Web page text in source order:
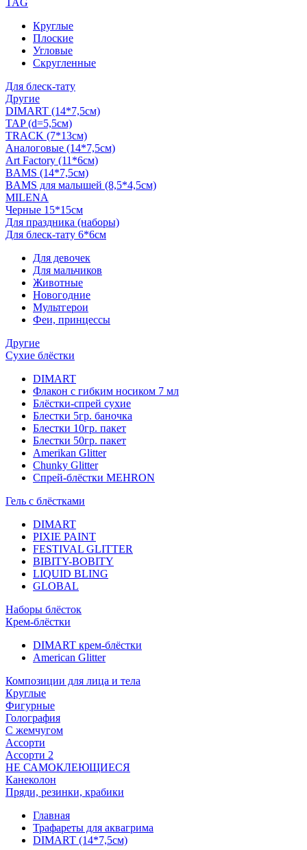
TAG
Круглые
Плоские
Угловые
Скругленные
Для блеск-тату
Другие
DIMART (14*7,5см)
TAP (d=5,5см)
TRACK (7*13см)
Аналоговые (14*7,5см)
Art Factory (11*6см)
BAMS (14*7,5см)
BAMS для малышей (8,5*4,5см)
MILENA
Черные 15*15см
Для праздника (наборы)
Для блеск-тату 6*6см
Для девочек
Для мальчиков
Животные
Новогодние
Мультгерои
Феи, принцессы
Другие
Сухие блёстки
DIMART
Флакон с гибким носиком 7 мл
Блёстки-спрей сухие
Блестки 5гр. баночка
Блестки 10гр. пакет
Блестки 50гр. пакет
Amerikan Glitter
Chunky Glitter
Спрей-блёстки MEHRON
Гель с блёстками
DIMART
PIXIE PAINT
FESTIVAL GLITTER
BIBITY-BOBITY
LIQUID BLING
GLOBAL
Наборы блёсток
Крем-блёстки
DIMART крем-блёстки
American Glitter
Композиции для лица и тела
Круглые
Фигурные
Голография
С жемчугом
Ассорти
Ассорти 2
НЕ САМОКЛЕЮЩИЕСЯ
Канеколон
Пряди, резинки, крабики
Главная
Трафареты для аквагрима
DIMART (14*7,5см)